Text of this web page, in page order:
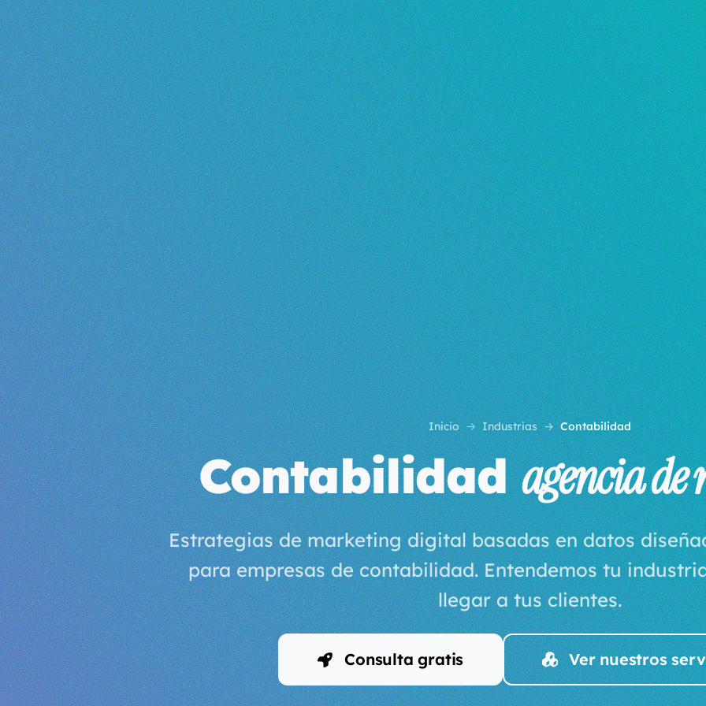
Inicio Industrias Contabilidad
Contabilidadagencia
Estrategias de marketing digital basadas en datos
para empresas de contabilidad. Entendemos tu
llegar a tus clientes.
Consulta gratis Ver nuestros